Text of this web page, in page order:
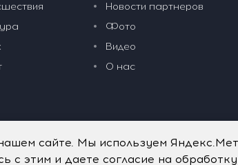
Новости партнеров
Фото
Видео
О нас
сайте. Мы используем
с этим и даете согласие на